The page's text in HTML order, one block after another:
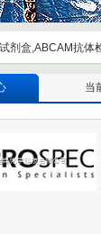
剂盒,ABCAM抗体
当